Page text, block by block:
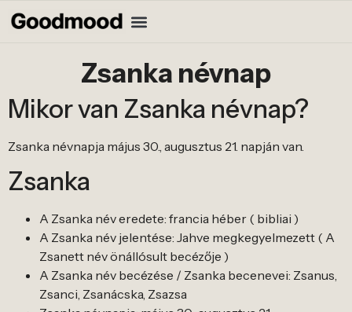
Zsanka névnap
Mikor van Zsanka névnap?
Zsanka névnapja május 30., augusztus 21. napján van.
Zsanka
A Zsanka név eredete: francia héber ( bibliai )
A Zsanka név jelentése: Jahve megkegyelmezett ( A
Zsanett név önállósult becézője )
A Zsanka név becézése / Zsanka becenevei: Zsanus,
Zsanci, Zsanácska, Zsazsa